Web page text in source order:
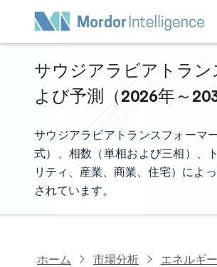
サウジアラビアトラン
よび予測（2026年～
サウジアラビアトランスフォーマ
式）、相数（単相および三相）、
リティ、産業、商業、住宅）によ
されています。
ホーム 市場分析 エネルギ